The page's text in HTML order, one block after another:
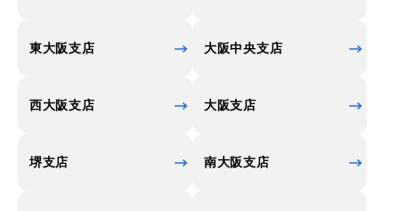
東大阪支店 大阪中央支店
西大阪支店 大阪支店
堺支店 南大阪支店